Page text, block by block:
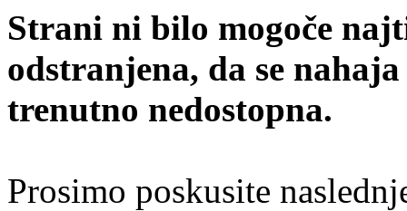
Strani ni bilo mogoče
odstranjena, da se
trenutno nedostopna.
Prosimo poskusite